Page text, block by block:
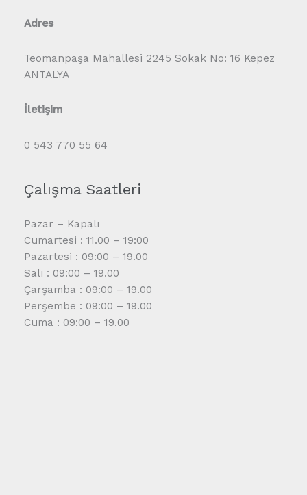
Adres
Teomanpaşa Mahallesi 2245 Sokak No: 16 Kepez
ANTALYA
İletişim
0 543 770 55 64
Çalışma Saatleri
Pazar – Kapalı
Cumartesi : 11.00 – 19:00
Pazartesi : 09:00 – 19.00
Salı : 09:00 – 19.00
Çarşamba : 09:00 – 19.00
Perşembe : 09:00 – 19.00
Cuma : 09:00 – 19.00